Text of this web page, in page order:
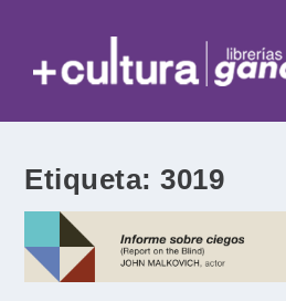
Etiqueta:3019